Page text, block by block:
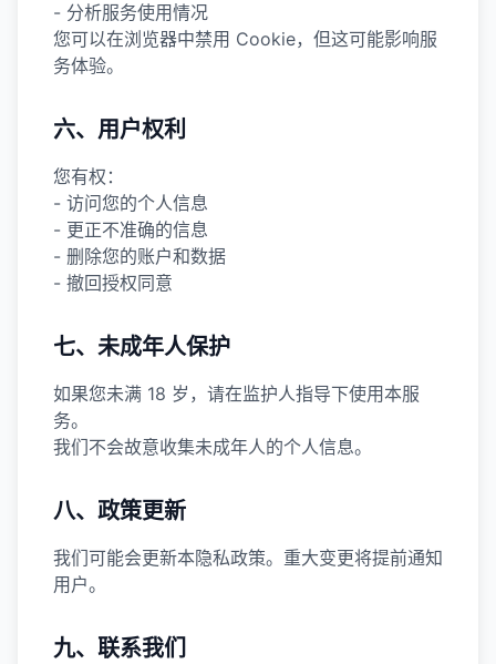
- 分析服务使用情况
您可以在浏览器中禁用 Cookie，但这可能影响服
务体验。
六、用户权利
您有权：
- 访问您的个人信息
- 更正不准确的信息
- 删除您的账户和数据
- 撤回授权同意
七、未成年人保护
如果您未满 18 岁，请在监护人指导下使用本服
务。
我们不会故意收集未成年人的个人信息。
八、政策更新
我们可能会更新本隐私政策。重大变更将提前通知
用户。
九、联系我们